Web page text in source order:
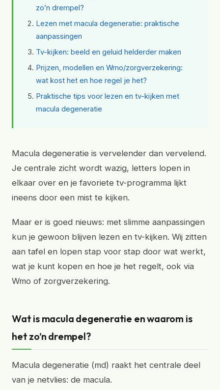
zo’n drempel?
Lezen met macula degeneratie: praktische
aanpassingen
Tv-kijken: beeld en geluid helderder maken
Prijzen, modellen en Wmo/zorgverzekering:
wat kost het en hoe regel je het?
Praktische tips voor lezen en tv-kijken met
macula degeneratie
Macula degeneratie is vervelender dan vervelend.
Je centrale zicht wordt wazig, letters lopen in
elkaar over en je favoriete tv-programma lijkt
ineens door een mist te kijken.
Maar er is goed nieuws: met slimme aanpassingen
kun je gewoon blijven lezen en tv-kijken. Wij zitten
aan tafel en lopen stap voor stap door wat werkt,
wat je kunt kopen en hoe je het regelt, ook via
Wmo of zorgverzekering.
Wat is macula degeneratie en waarom is
het zo’n drempel?
Macula degeneratie (md) raakt het centrale deel
van je netvlies: de macula.